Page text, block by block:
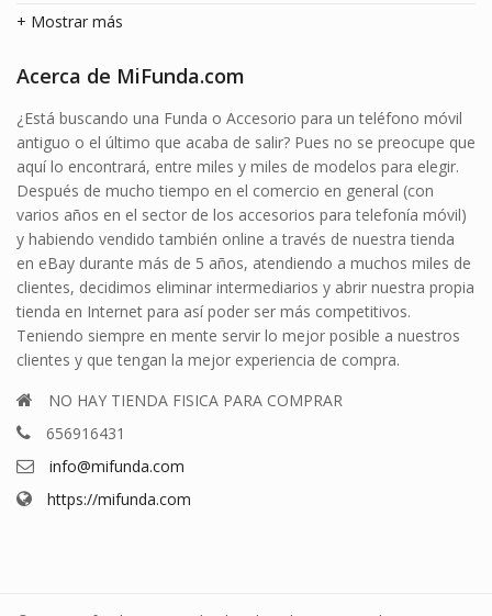
+ Mostrar más
Acerca de MiFunda.com
¿Está buscando una Funda o Accesorio para un teléfono móvil
antiguo o el último que acaba de salir? Pues no se preocupe que
aquí lo encontrará, entre miles y miles de modelos para elegir.
Después de mucho tiempo en el comercio en general (con
varios años en el sector de los accesorios para telefonía móvil)
y habiendo vendido también online a través de nuestra tienda
en eBay durante más de 5 años, atendiendo a muchos miles de
clientes, decidimos eliminar intermediarios y abrir nuestra propia
tienda en Internet para así poder ser más competitivos.
Teniendo siempre en mente servir lo mejor posible a nuestros
clientes y que tengan la mejor experiencia de compra.
NO HAY TIENDA FISICA PARA COMPRAR
656916431
info@mifunda.com
https://mifunda.com